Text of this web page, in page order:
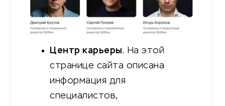
Центр карьеры. На этой
странице сайта описана
информация для
специалистов,